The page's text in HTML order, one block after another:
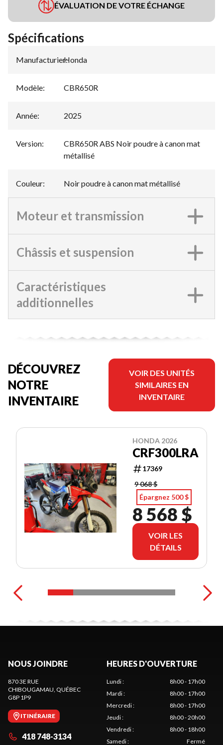
ÉVALUATION DE VOTRE ÉCHANGE
Spécifications
Manufacturier:
Honda
Modèle: CBR650R
Année: 2025
Version:
CBR650R ABS Noir poudre à canon mat
métallisé
Couleur: Noir poudre à canon mat métallisé
Moteur et transmission
Châssis et suspension
Caractéristiques
additionnelles
DÉCOUVREZ
NOTRE
INVENTAIRE
VOIR DES UNITÉS
SIMILAIRES EN
INVENTAIRE
HONDA 2026
CRF300LRA
17369
9 068 $
Épargnez 500 $
8 568 $
VOIR LES
DÉTAILS
NOUS JOINDRE
870 3E RUE
CHIBOUGAMAU, QUÉBEC
G8P 1P9
ITINÉRAIRE
418 748-3134
HEURES D'OUVERTURE
Lundi:
8h00 - 17h00
Mardi:
8h00 - 17h00
Mercredi:
8h00 - 17h00
Jeudi:
8h00 - 20h00
Vendredi:
8h00 - 18h00
Samedi: Fermé